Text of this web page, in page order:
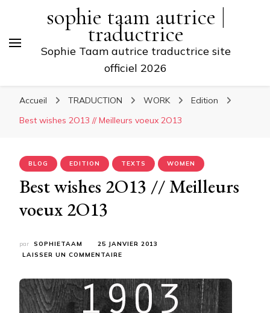
sophie taam autrice |
traductrice
Sophie Taam autrice traductrice site
officiel 2026
Accueil TRADUCTION WORK
Edition
Best wishes 2O13 // Meilleurs voeux 2O13
BLOG EDITION TEXTS WOMEN
Best wishes 2O13 // Meilleurs
voeux 2O13
par SOPHIETAAM
25 JANVIER 2013
LAISSER UN COMMENTAIRE
2O13
//
MEILLEURS